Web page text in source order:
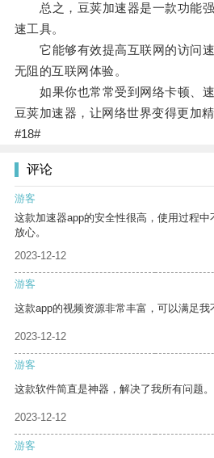
总之，豆荚加速器是一款功能强
速工具。
它能够有效提高互联网的访问速
无阻的互联网体验。
如果你也常常受到网络卡顿、速
豆荚加速器，让网络世界变得更加精
#18#
评论
游客
这款加速器app的安全性很高，使用过程
放心。
2023-12-12
游客
这款app的视频资源非常丰富，可以满足我
2023-12-12
游客
这款软件简直是神器，解决了我所有问题。
2023-12-12
游客